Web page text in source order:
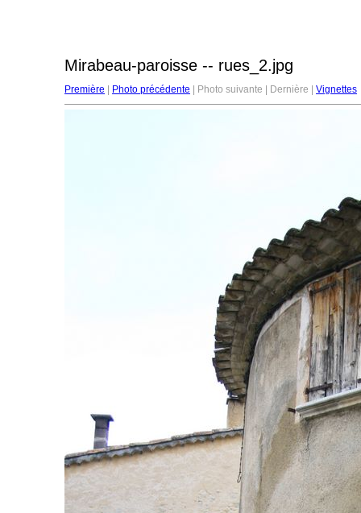
Mirabeau-paroisse -- rues_2.jpg
Première Photo précédente | Photo suivante | Dernière | Vignettes